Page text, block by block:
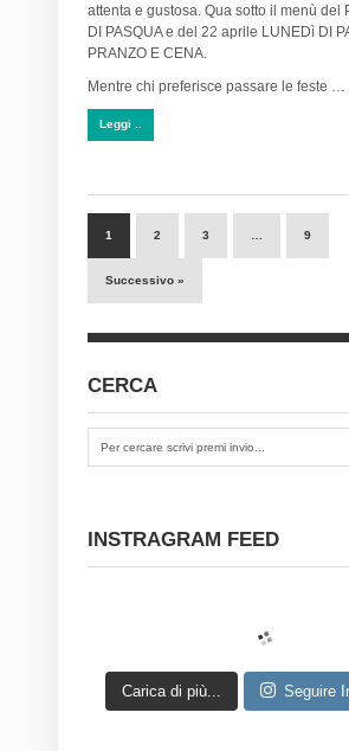
attenta e gustosa. Qua sotto il menù del
DI PASQUA e del 22 aprile LUNEDì DI
PRANZO E CENA.
Mentre chi preferisce passare le feste …
Leggi ..
1 2 3 … 9
Successivo »
CERCA
INSTRAGRAM FEED
Carica di più... Seguire